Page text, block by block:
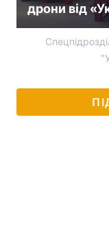
дрони від